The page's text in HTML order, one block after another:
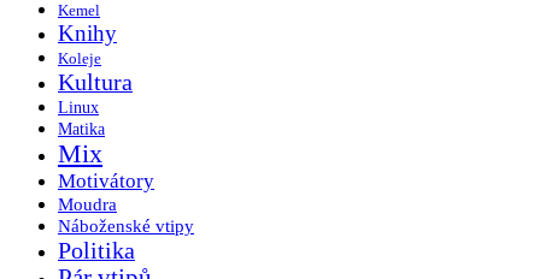
Kemel
Knihy
Koleje
Kultura
Linux
Matika
Mix
Motivátory
Moudra
Náboženské vtipy
Politika